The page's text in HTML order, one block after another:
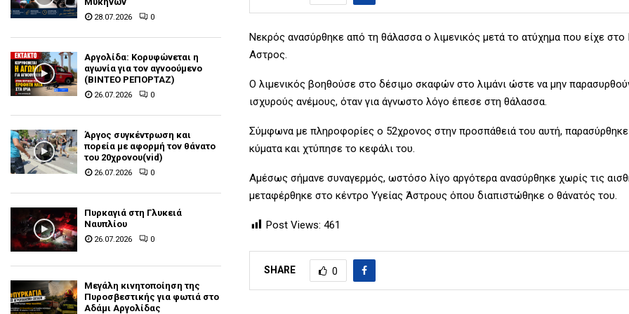
Νεκρός ανασύρθηκε από τη θάλασσα ο λιμενικός μετά το ατύχημα που είχε στο
Αστρος.
Ο λιμενικός βοηθούσε στο δέσιμο σκαφών στο λιμάνι ώστε να μην
ισχυρούς ανέμους, όταν για άγνωστο λόγο έπεσε στη θάλασσα.
Σύμφωνα με πληροφορίες ο 52χρονος στην προσπάθειά του αυτή,
κύματα και χτύπησε το κεφάλι του.
Αμέσως σήμανε συναγερμός, ωστόσο λίγο αργότερα ανασύρθηκε χωρίς τις
μεταφέρθηκε στο κέντρο Υγείας Άστρους όπου διαπιστώθηκε ο θάνατός του.
Post Views: 461
SHARE 0
28.07.2026 0
Αργολίδα: Κορυφώνεται η
αγωνία για τον αγνοούμενο
(ΒΙΝΤΕΟ ΡΕΠΟΡΤΑΖ)
26.07.2026 0
Άργος συγκέντρωση και
πορεία με αφορμή τον θάνατο
του 20χρονου(vid)
26.07.2026 0
Πυρκαγιά στη Γλυκειά
Ναυπλίου
26.07.2026 0
Μεγάλη κινητοποίηση της
Πυροσβεστικής για φωτιά στο
Αδάμι Αργολίδας